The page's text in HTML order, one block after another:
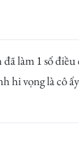
1 số
vọng là cô